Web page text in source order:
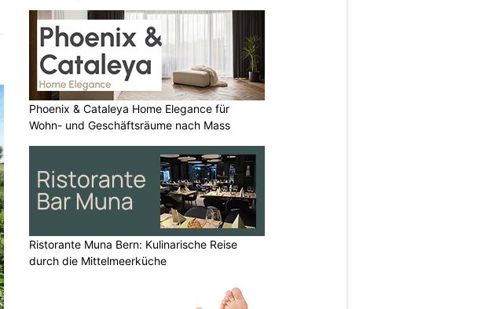
Phoenix & Cataleya Home Elegance für
Wohn- und Geschäftsräume nach Mass
Ristorante Muna Bern: Kulinarische Reise
durch die Mittelmeerküche